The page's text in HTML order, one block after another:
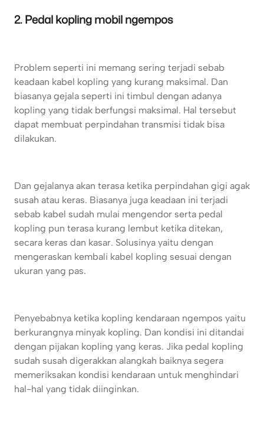
2. Pedal kopling mobil ngempos
Problem seperti ini memang sering terjadi sebab
keadaan kabel kopling yang kurang maksimal. Dan
biasanya gejala seperti ini timbul dengan adanya
kopling yang tidak berfungsi maksimal. Hal tersebut
dapat membuat perpindahan transmisi tidak bisa
dilakukan.
Dan gejalanya akan terasa ketika perpindahan gigi agak
susah atau keras. Biasanya juga keadaan ini terjadi
sebab kabel sudah mulai mengendor serta pedal
kopling pun terasa kurang lembut ketika ditekan,
secara keras dan kasar. Solusinya yaitu dengan
mengeraskan kembali kabel kopling sesuai dengan
ukuran yang pas.
Penyebabnya ketika kopling kendaraan ngempos yaitu
berkurangnya minyak kopling. Dan kondisi ini ditandai
dengan pijakan kopling yang keras. Jika pedal kopling
sudah susah digerakkan alangkah baiknya segera
memeriksakan kondisi kendaraan untuk menghindari
hal-hal yang tidak diinginkan.